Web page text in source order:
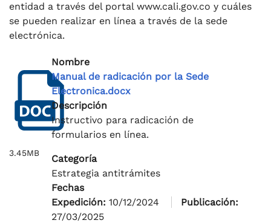
entidad a través del portal www.cali.gov.co y cuáles
se pueden realizar en línea a través de la sede
electrónica.
3.45MB
Nombre
Manual de radicación por la Sede
Electronica.docx
Descripción
Instructivo para radicación de
formularios en línea.
Categoría
Estrategia antitrámites
Fechas
Expedición: 10/12/2024
Publicación:
27/03/2025